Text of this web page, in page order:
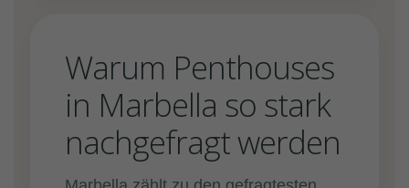
Warum Penthouses
in Marbella so stark
nachgefragt werden